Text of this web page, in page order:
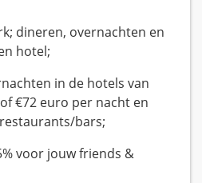
dineren, overnachten en
hotel;
in de hotels van
€72 euro per nacht en
bars;
voor jouw friends &